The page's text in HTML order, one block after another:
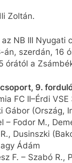
Zoltán.
az NB III
án, szerdán, 16
órától a
9.
FC II–Érdi VSE
Gábor (Ország,
– Fodor M.,
Dusinszki
Ádám
F. – Szabó R.,